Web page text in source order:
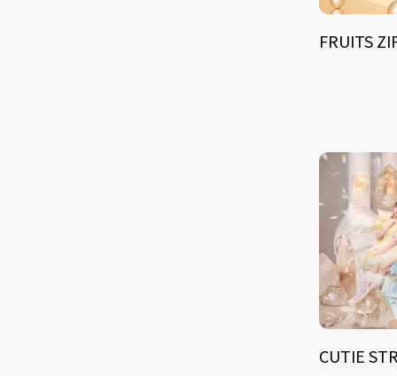
FRUITS
CUTIE